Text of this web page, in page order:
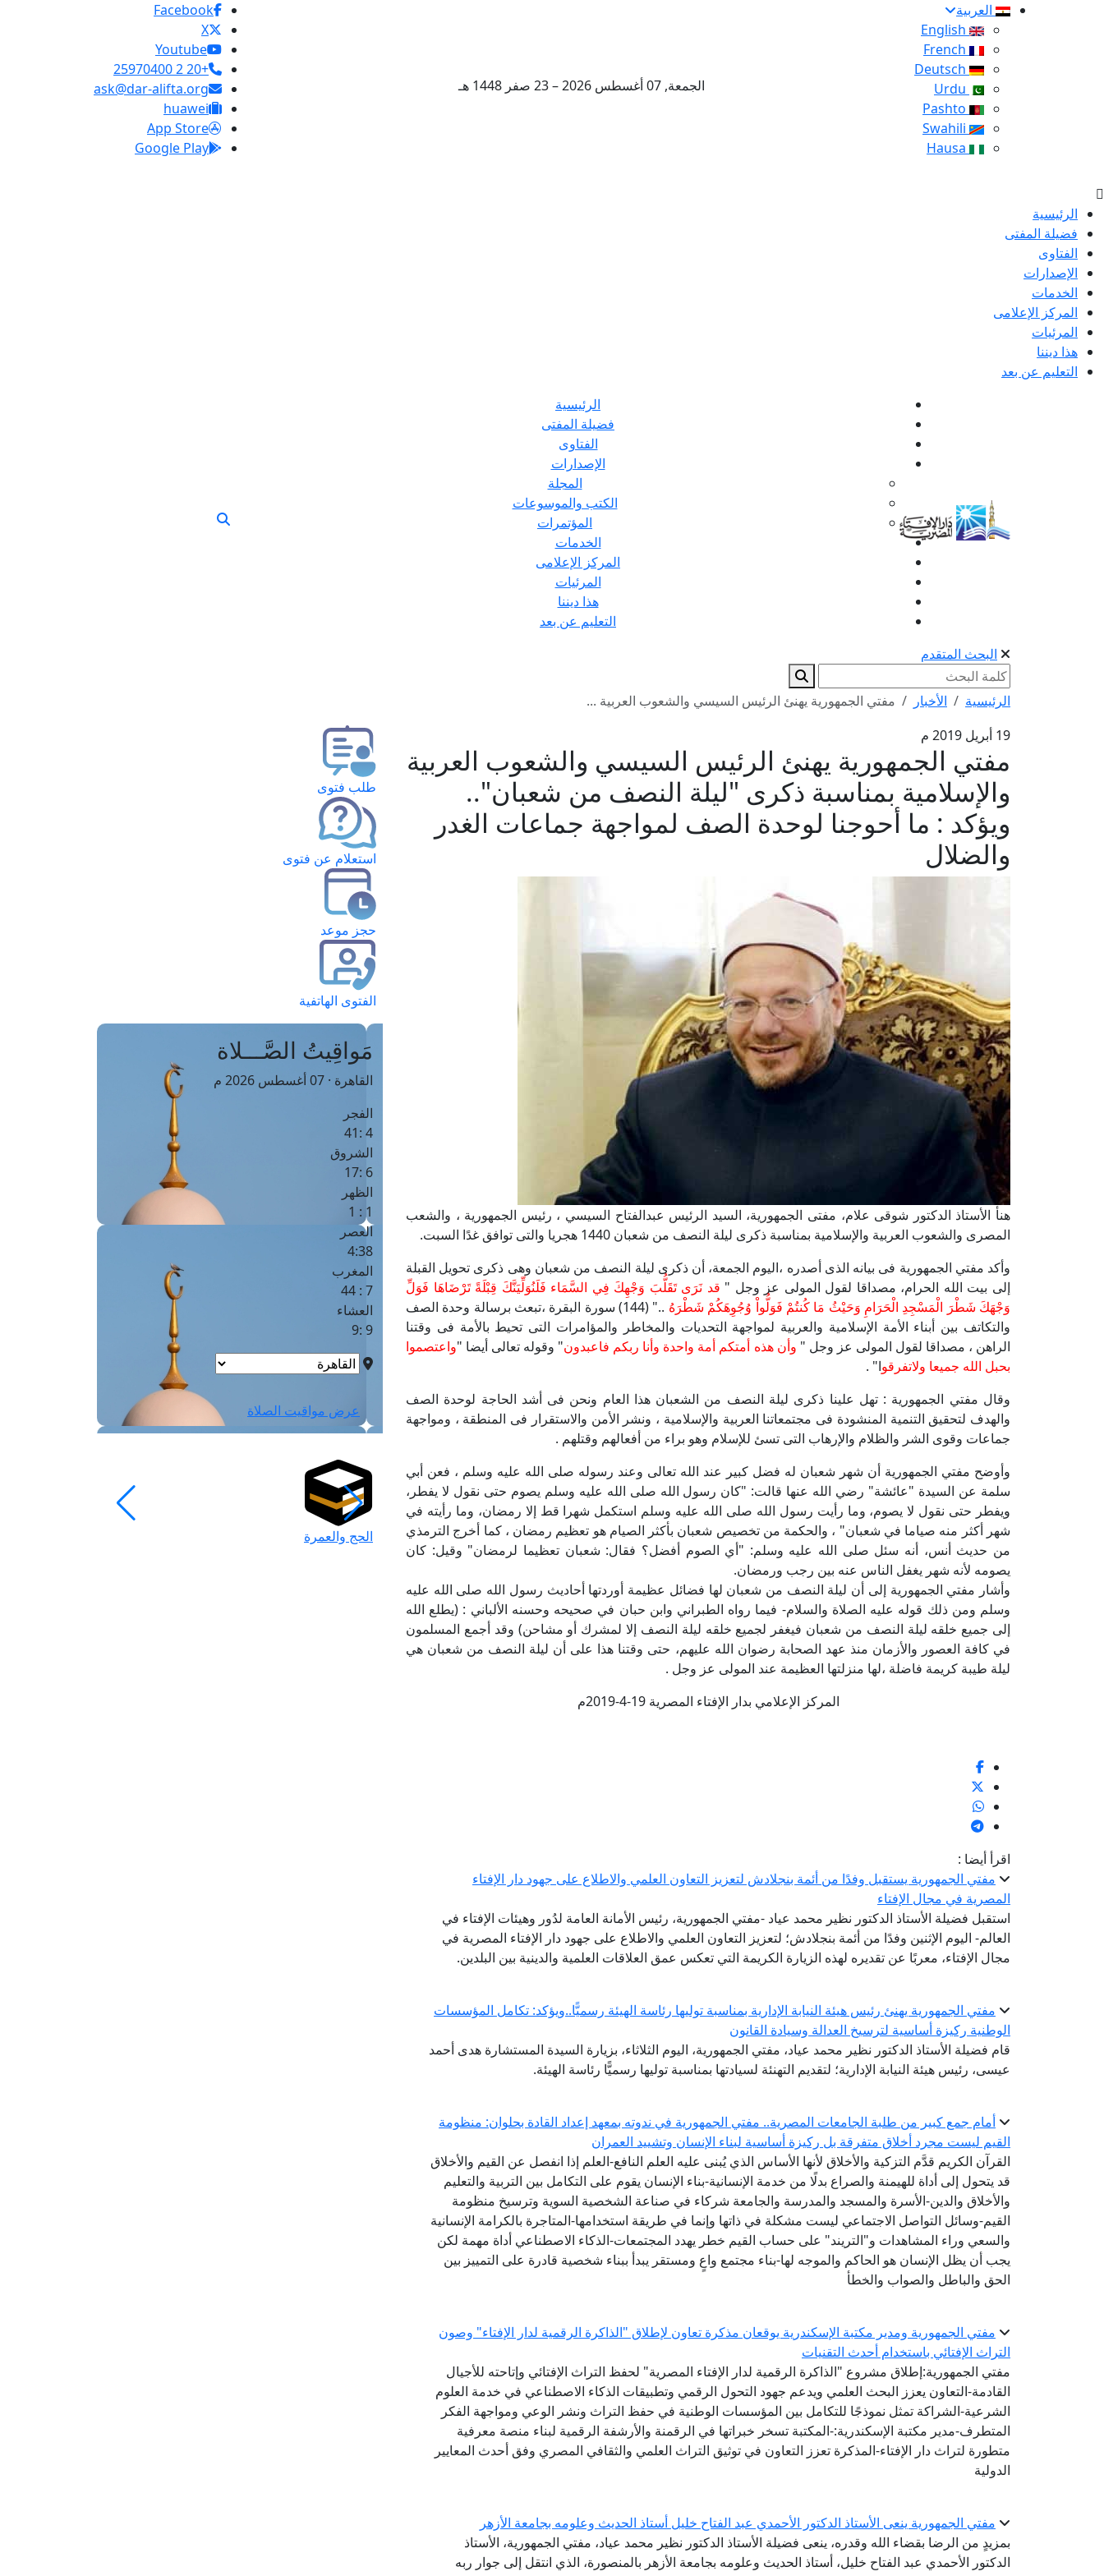
العربية
الجمعة, 07 أغسطس 2026 – 23 صفر 1448 هـ
Facebook
X
Youtube
+20 2 25970400
ask@dar-alifta.org
huawei
App Store
Google Play
الرئيسية
فضيلة المفتى
الفتاوى
الإصدارات
الخدمات
المركز الإعلامى
المرئيات
هذا ديننا
التعليم عن بعد
الرئيسية
فضيلة المفتى
الفتاوى
الإصدارات
المجلة
الكتب والموسوعات
المؤتمرات
الخدمات
المركز الإعلامى
المرئيات
هذا ديننا
التعليم عن بعد
البحث المتقدم
الرئيسية الأخبار
مفتي الجمهورية يهنئ الرئيس السيسي والشعوب العربية ...
19 أبريل 2019 م
مفتي الجمهورية يهنئ الرئيس السيسي والشعوب العربية
والإسلامية بمناسبة ذكرى "ليلة النصف من شعبان"..
ويؤكد : ما أحوجنا لوحدة الصف لمواجهة جماعات الغدر
والضلال
هنأ الأستاذ الدكتور شوقى علام، مفتى الجمهورية، السيد الرئيس عبدالفتاح السيسي ، رئيس الجمهورية ، والشعب
المصرى والشعوب العربية والإسلامية بمناسبة ذكرى ليلة النصف من شعبان 1440 هجريا والتى توافق غدًا السبت.
وأكد مفتي الجمهورية فى بيانه الذى أصدره ،اليوم الجمعة، أن ذكرى ليلة النصف من شعبان وهى ذكرى تحويل القبلة
إلى بيت الله الحرام، مصداقا لقول المولى عز وجل " قد نَرَى تَقَلُّبَ وَجْهِكَ فِي السَّمَاء فَلَنُوَلِّيَنَّكَ قِبْلَةً تَرْضَاهَا فَوَلِّ
وَجْهَكَ شَطْرَ الْمَسْجِدِ الْحَرَامِ وَحَيْثُ مَا كُنتُمْ فَوَلُّواْ وُجُوِهَكُمْ شَطْرَهُ
.." (144) سورة البقرة ،تبعث برسالة وحدة الصف
والتكاتف بين أبناء الأمة الإسلامية والعربية لمواجهة التحديات والمخاطر والمؤامرات التى تحيط بالأمة فى وقتنا
الراهن ، مصداقا لقول المولى عز وجل " وأن هذه أمتكم أمة واحدة وأنا ربكم فاعبدون" وقوله تعالى أيضا "واعتصموا
بحبل الله جميعا ولاتفرقوا" .
وقال مفتي الجمهورية : تهل علينا ذكرى ليلة النصف من الشعبان هذا العام ونحن فى أشد الحاجة لوحدة الصف
والهدف لتحقيق التنمية المنشودة فى مجتمعاتنا العربية والإسلامية ، ونشر الأمن والاستقرار فى المنطقة ، ومواجهة
جماعات وقوى الشر والظلام والإرهاب التى تسئ للإسلام وهو براء من أفعالهم وقتلهم .
وأوضح مفتي الجمهورية أن شهر شعبان له فضل كبير عند الله تعالى وعند رسوله صلى الله عليه وسلم ، فعن أبي
سلمة عن السيدة "عائشة" رضي الله عنها قالت: "كان رسول الله صلى الله عليه وسلم يصوم حتى نقول لا يفطر،
ويفطر حتى نقول لا يصوم، وما رأيت رسول الله صلى الله عليه وسلم استكمل شهرا قط إلا رمضان، وما رأيته في
شهر أكثر منه صياما في شعبان" ، والحكمة من تخصيص شعبان بأكثر الصيام هو تعظيم رمضان ، كما أخرج الترمذي
من حديث أنس، أنه سئل صلى الله عليه وسلم: "أي الصوم أفضل؟ فقال: شعبان تعظيما لرمضان" وقيل: كان
يصومه لأنه شهر يغفل الناس عنه بين رجب ورمضان.
وأشار مفتي الجمهورية إلى أن ليلة النصف من شعبان لها فضائل عظيمة أوردتها أحاديث رسول الله صلى الله عليه
وسلم ومن ذلك قوله عليه الصلاة والسلام- فيما رواه الطبراني وابن حبان في صحيحه وحسنه الألباني : (يطلع الله
إلى جميع خلقه ليلة النصف من شعبان فيغفر لجميع خلقه ليلة النصف إلا لمشرك أو مشاحن) وقد أجمع المسلمون
في كافة العصور والأزمان منذ عهد الصحابة رضوان الله عليهم، حتى وقتنا هذا على أن ليلة النصف من شعبان هي
ليلة طيبة كريمة فاضلة ،لها منزلتها العظيمة عند المولى عز وجل .
المركز الإعلامي بدار الإفتاء المصرية 19-4-2019م
اقرأ أيضا :
مفتي الجمهورية يستقبل وفدًا من أئمة بنجلادش لتعزيز التعاون العلمي والاطلاع على جهود دار الإفتاء
المصرية في مجال الإفتاء
استقبل فضيلة الأستاذ الدكتور نظير محمد عياد -مفتي الجمهورية، رئيس الأمانة العامة لدُور وهيئات الإفتاء في
العالم- اليوم الإثنين وفدًا من أئمة بنجلادش؛ لتعزيز التعاون العلمي والاطلاع على جهود دار الإفتاء المصرية في
مجال الإفتاء، معربًا عن تقديره لهذه الزيارة الكريمة التي تعكس عمق العلاقات العلمية والدينية بين البلدين.
مفتي الجمهورية يهنئ رئيس هيئة النيابة الإدارية بمناسبة توليها رئاسة الهيئة رسميًّا..ويؤكد: تكامل المؤسسات
الوطنية ركيزة أساسية لترسيخ العدالة وسيادة القانون
قام فضيلة الأستاذ الدكتور نظير محمد عياد، مفتي الجمهورية، اليوم الثلاثاء، بزيارة السيدة المستشارة هدى أحمد
عيسى، رئيس هيئة النيابة الإدارية؛ لتقديم التهنئة لسيادتها بمناسبة توليها رسميًّا رئاسة الهيئة.
أمام جمع كبير من طلبة الجامعات المصرية.. مفتي الجمهورية في ندوته بمعهد إعداد القادة بحلوان: منظومة
القيم ليست مجرد أخلاق متفرقة بل ركيزة أساسية لبناء الإنسان وتشييد العمران
القرآن الكريم قدَّم التزكية والأخلاق لأنها الأساس الذي يُبنى عليه العلم النافع-العلم إذا انفصل عن القيم والأخلاق
قد يتحول إلى أداة للهيمنة والصراع بدلًا من خدمة الإنسانية-بناء الإنسان يقوم على التكامل بين التربية والتعليم
والأخلاق والدين-الأسرة والمسجد والمدرسة والجامعة شركاء في صناعة الشخصية السوية وترسيخ منظومة
القيم-وسائل التواصل الاجتماعي ليست مشكلة في ذاتها وإنما في طريقة استخدامها-المتاجرة بالكرامة الإنسانية
والسعي وراء المشاهدات و"التريند" على حساب القيم خطر يهدد المجتمعات-الذكاء الاصطناعي أداة مهمة لكن
يجب أن يظل الإنسان هو الحاكم والموجه لها-بناء مجتمع واعٍ ومستقر يبدأ ببناء شخصية قادرة على التمييز بين
الحق والباطل والصواب والخطأ
مفتي الجمهورية ومدير مكتبة الإسكندرية يوقعان مذكرة تعاون لإطلاق "الذاكرة الرقمية لدار الإفتاء" وصون
التراث الإفتائي باستخدام أحدث التقنيات
مفتي الجمهورية:إطلاق مشروع "الذاكرة الرقمية لدار الإفتاء المصرية" لحفظ التراث الإفتائي وإتاحته للأجيال
القادمة-التعاون يعزز البحث العلمي ويدعم جهود التحول الرقمي وتطبيقات الذكاء الاصطناعي في خدمة العلوم
الشرعية-الشراكة تمثل نموذجًا للتكامل بين المؤسسات الوطنية في حفظ التراث ونشر الوعي ومواجهة الفكر
المتطرف-مدير مكتبة الإسكندرية:-المكتبة تسخر خبراتها في الرقمنة والأرشفة الرقمية لبناء منصة معرفية
متطورة لتراث دار الإفتاء-المذكرة تعزز التعاون في توثيق التراث العلمي والثقافي المصري وفق أحدث المعايير
الدولية
مفتي الجمهورية ينعى الأستاذ الدكتور الأحمدي عبد الفتاح خليل أستاذ الحديث وعلومه بجامعة الأزهر
بمزيدٍ من الرضا بقضاء الله وقدره، ينعى فضيلة الأستاذ الدكتور نظير محمد عياد، مفتي الجمهورية، الأستاذ
الدكتور الأحمدي عبد الفتاح خليل، أستاذ الحديث وعلومه بجامعة الأزهر بالمنصورة، الذي انتقل إلى جوار ربه
طلب فتوى
استعلام عن فتوى
حجز موعد
الفتوى الهاتفية
مَواقِيتُ الصَّـــلاة
القاهرة · 07 أغسطس 2026 م
الفجر
4 :41
الشروق
6 :17
الظهر
1 : 1
العصر
4:38
المغرب
7 : 44
العشاء
9 :9
عرض مواقيت الصلاة
الحج والعمرة